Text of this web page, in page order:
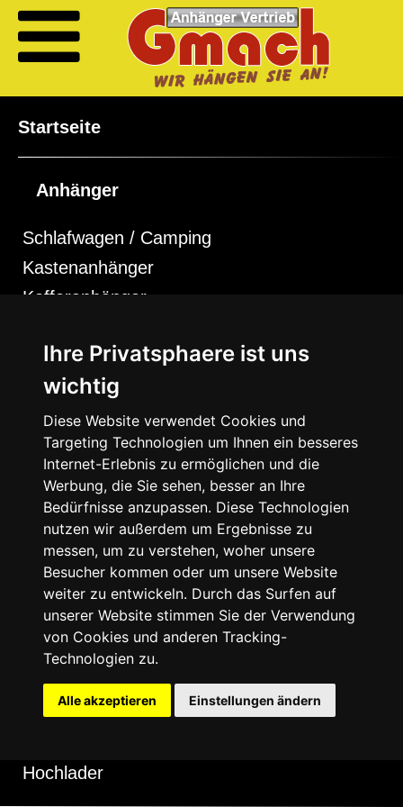
Ihre Privatsphaere ist uns
wichtig
Diese Website verwendet Cookies und
Targeting Technologien um Ihnen ein besseres
Internet-Erlebnis zu ermöglichen und die
Werbung, die Sie sehen, besser an Ihre
Bedürfnisse anzupassen. Diese Technologien
nutzen wir außerdem um Ergebnisse zu
messen, um zu verstehen, woher unsere
Besucher kommen oder um unsere Website
weiter zu entwickeln. Durch das Surfen auf
unserer Website stimmen Sie der Verwendung
von Cookies und anderen Tracking-
Technologien zu.
Alle akzeptieren Einstellungen ändern
Startseite
Anhänger
Schlafwagen / Camping
Kastenanhänger
Kofferanhänger
Rückwärtskipper
Dreiseitenkipper
Plattformanhänger
Autotransporter
Motorradanhänger
Bootsanhänger
Baumaschinen-Transportanhänger
Verkaufsaufbau
Verkaufs/Imbiss Anhänger
Marktanhänger
Wohnanhänger
Einachser
Zweiachser
Hochlader